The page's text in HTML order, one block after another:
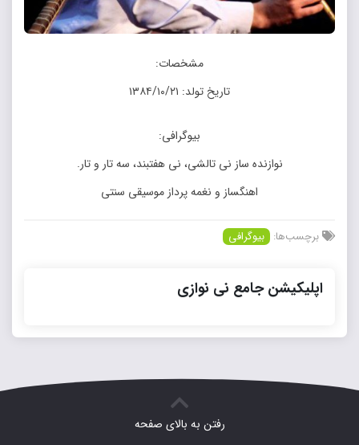
مشخصات:
تاریخ تولد: ۱۳۸۴/۱۰/۲۱
بیوگرافی:
نوازنده ساز نی تالشی، نی هفتبند، سه تار و تار.
اهنگساز و نغمه پرداز موسیقی سنتی
برچسب‌ها: بیوگرافی
اپلیکیشن جامع نی نوازی
رفتن به بالای صفحه